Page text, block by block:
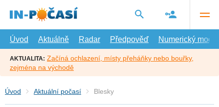
hlavní
Úvod
Aktuálně Radar Předpověď Numerický model
AKTUALITA: Začíná ochlazení, místy přeháňky nebo bouřky,
zejména na východě
Úvod Aktuální počasí Blesky